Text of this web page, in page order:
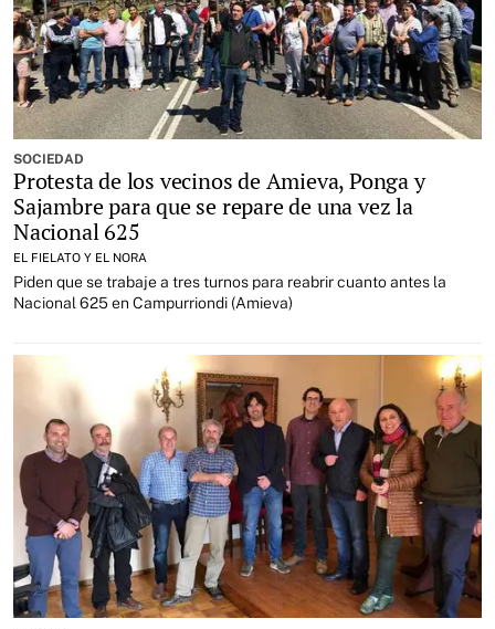
SOCIEDAD
Protesta de los vecinos de Amieva, Ponga y
Sajambre para que se repare de una vez la
Nacional 625
EL FIELATO Y EL NORA
Piden que se trabaje a tres turnos para reabrir cuanto antes la
Nacional 625 en Campurriondi (Amieva)